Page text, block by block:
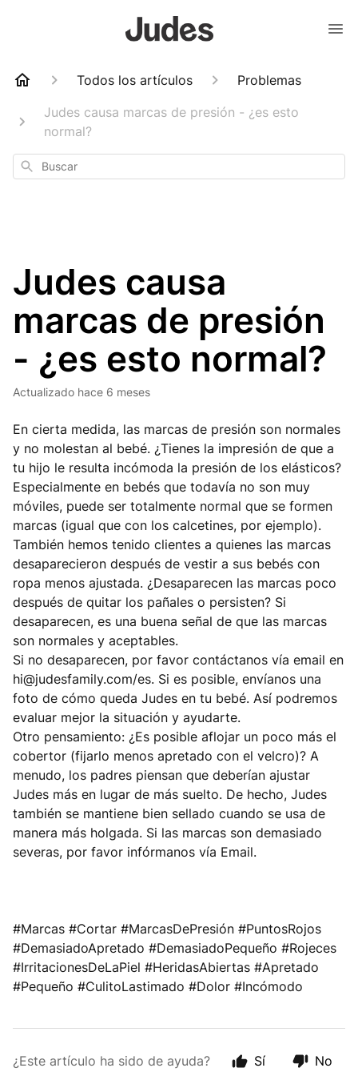
Todos los artículos
Problemas
Judes causa marcas de presión - ¿es esto
normal?
Buscar
Judes causa
marcas de presión
- ¿es esto normal?
Actualizado hace 6 meses
En cierta medida, las marcas de presión son normales
y no molestan al bebé. ¿Tienes la impresión de que a
tu hijo le resulta incómoda la presión de los elásticos?
Especialmente en bebés que todavía no son muy
móviles, puede ser totalmente normal que se formen
marcas (igual que con los calcetines, por ejemplo).
También hemos tenido clientes a quienes las marcas
desaparecieron después de vestir a sus bebés con
ropa menos ajustada. ¿Desaparecen las marcas poco
después de quitar los pañales o persisten? Si
desaparecen, es una buena señal de que las marcas
son normales y aceptables.
Si no desaparecen, por favor contáctanos vía email en
hi@judesfamily.com/es. Si es posible, envíanos una
foto de cómo queda Judes en tu bebé. Así podremos
evaluar mejor la situación y ayudarte.
Otro pensamiento: ¿Es posible aflojar un poco más el
cobertor (fijarlo menos apretado con el velcro)? A
menudo, los padres piensan que deberían ajustar
Judes más en lugar de más suelto. De hecho, Judes
también se mantiene bien sellado cuando se usa de
manera más holgada. Si las marcas son demasiado
severas, por favor infórmanos vía Email.
#Marcas #Cortar #MarcasDePresión #PuntosRojos
#DemasiadoApretado #DemasiadoPequeño #Rojeces
#IrritacionesDeLaPiel #HeridasAbiertas #Apretado
#Pequeño #CulitoLastimado #Dolor #Incómodo
¿Este artículo ha sido de ayuda? Sí No